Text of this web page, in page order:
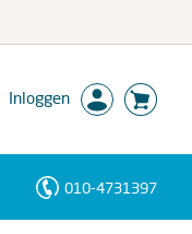
Inloggen
010-4731397